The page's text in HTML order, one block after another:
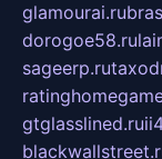
glamourai.ru
dorogoe58.ru
sageerp.ru
gtglasslined.ru